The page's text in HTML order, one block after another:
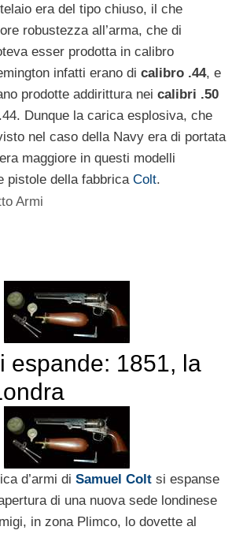
era del tipo chiuso, il che
robustezza all’arma, che di
esser prodotta in calibro
infatti erano di calibro .44, e
prodotte addirittura nei calibri .50
Dunque la carica esplosiva, che
nel caso della Navy era di portata
maggiore in questi modelli
pistole della fabbrica Colt.
Armi
espande: 1851, la
d’armi di Samuel Colt si espanse
di una nuova sede londinese
in zona Plimco, lo dovette al